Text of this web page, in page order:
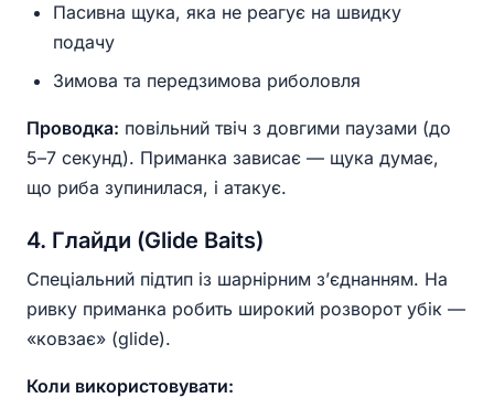
Пасивна щука, яка не реагує на швидку
подачу
Зимова та передзимова риболовля
Проводка: повільний твіч з довгими паузами (до
5–7 секунд). Приманка зависає — щука думає,
що риба зупинилася, і атакує.
4. Глайди (Glide Baits)
Спеціальний підтип із шарнірним з’єднанням. На
ривку приманка робить широкий розворот убік —
«ковзає» (glide).
Коли використовувати: